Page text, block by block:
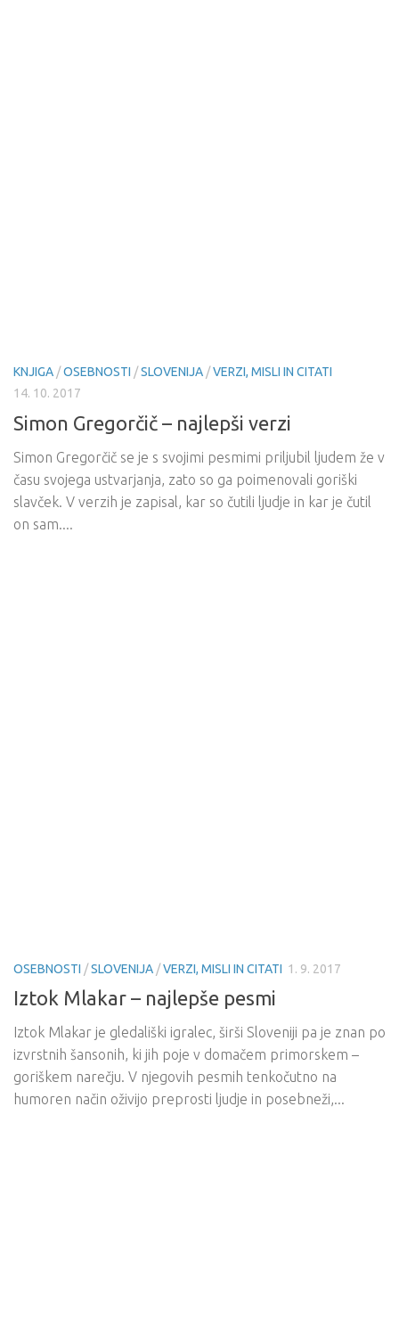
KNJIGA /OSEBNOSTI /SLOVENIJA /VERZI, MISLI IN CITATI
14. 10. 2017
Simon Gregorčič – najlepši verzi
Simon Gregorčič se je s svojimi pesmimi priljubil ljudem že v
času svojega ustvarjanja, zato so ga poimenovali goriški
slavček. V verzih je zapisal, kar so čutili ljudje in kar je čutil
on sam....
OSEBNOSTI /SLOVENIJA /VERZI, MISLI IN CITATI 1. 9. 2017
Iztok Mlakar – najlepše pesmi
Iztok Mlakar je gledališki igralec, širši Sloveniji pa je znan po
izvrstnih šansonih, ki jih poje v domačem primorskem –
goriškem narečju. V njegovih pesmih tenkočutno na
humoren način oživijo preprosti ljudje in posebneži,...